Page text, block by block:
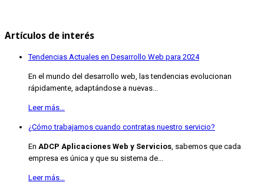
Artículos de interés
Tendencias Actuales en Desarrollo Web para 2024
En el mundo del desarrollo web, las tendencias evolucionan
rápidamente, adaptándose a nuevas...
Leer más…
¿Cómo trabajamos cuando contratas nuestro servicio?
En ADCP Aplicaciones Web y Servicios, sabemos que cada
empresa es única y que su sistema de...
Leer más…